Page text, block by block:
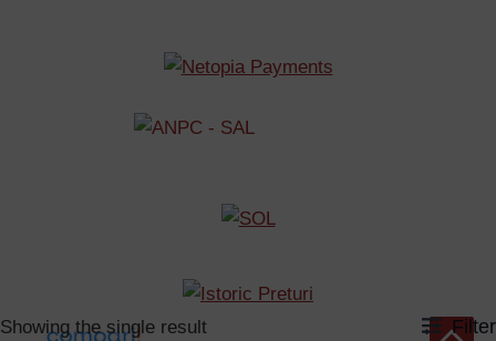
Showing the single result Filter
Scroll